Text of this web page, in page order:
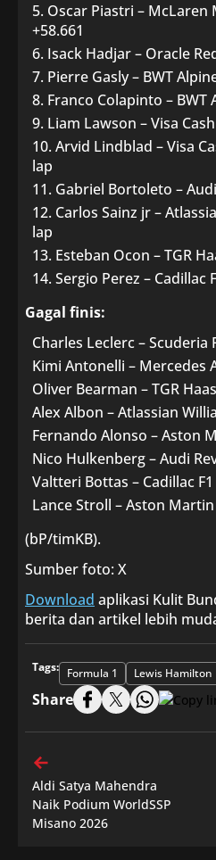
Oscar Piastri – McLaren
+58.661
Isack Hadjar – Oracle
Pierre Gasly – BWT
Franco Colapinto – BWT
Liam Lawson – Visa
Arvid Lindblad – Visa
lap
Gabriel Bortoleto –
Carlos Sainz jr –
lap
Esteban Ocon – TGR
Sergio Perez – Cadillac
Gagal finis:
Charles Leclerc – Scuderia
Kimi Antonelli – Mercedes
Oliver Bearman – TGR
Alex Albon – Atlassian
Fernando Alonso – Aston
Nico Hulkenberg – Audi
Valtteri Bottas – Cadillac
Lance Stroll – Aston
(bP/timKB).
Sumber foto: X
Download aplikasi Kulit
berita dan artikel lebih
Tags: Formula 1 Lewis Hamilton
Share
Aldi Satya Mahendra
Naik Podium WorldSSP
Misano 2026